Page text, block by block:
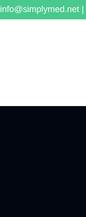
info@simplymed.net |